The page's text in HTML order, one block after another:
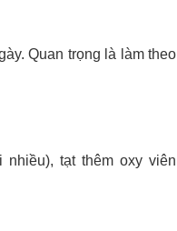
Quan trọng là làm theo
tạt thêm oxy viên